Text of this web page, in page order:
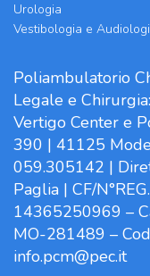
Urologia
Vestibologia e
Poliambulatorio
Legale e
Vertigo Center e
390 | 41125
059.305142 |
Paglia | CF/
14365250969 –
MO-281489 –
info.pcm@pec.it